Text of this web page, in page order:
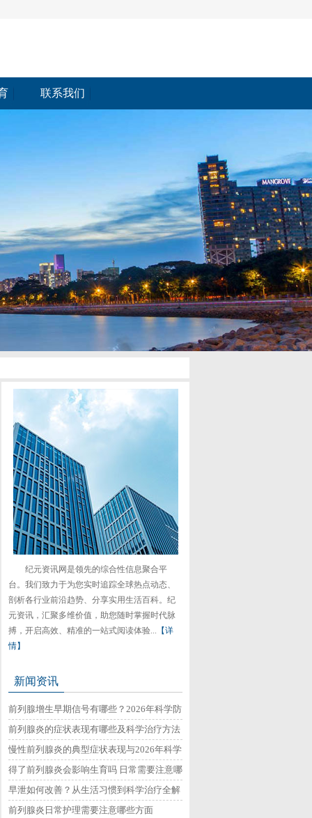
联系我们
纪元资讯网是领先的综合性信息聚合平
台。我们致力于为您实时追踪全球热点动态、
剖析各行业前沿趋势、分享实用生活百科。纪
元资讯，汇聚多维价值，助您随时掌握时代脉
搏，开启高效、精准的一站式阅读体验...
【详
情】
新闻资讯
前列腺增生早期信号有哪些？2026年科学防
治与日常护理指南
前列腺炎的症状表现有哪些及科学治疗方法
与日常调理建议
慢性前列腺炎的典型症状表现与2026年科学
治疗方法详解
得了前列腺炎会影响生育吗 日常需要注意哪
些事项
早泄如何改善？从生活习惯到科学治疗全解
析
前列腺炎日常护理需要注意哪些方面